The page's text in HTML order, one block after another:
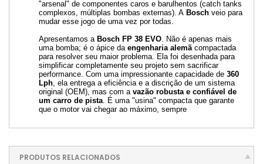
"arsenal" de componentes caros e barulhentos (catch tanks
complexos, múltiplas bombas externas). A Bosch veio para
mudar esse jogo de uma vez por todas.
Apresentamos a Bosch FP 38 EVO . Não é apenas mais
uma bomba; é o ápice da engenharia alemã compactada
para resolver seu maior problema. Ela foi desenhada para
simplificar completamente seu projeto sem sacrificar
performance. Com uma impressionante capacidade de 360
Lph , ela entrega a eficiência e a discrição de um sistema
original (OEM), mas com a vazão robusta e confiável de
um carro de pista . É uma "usina" compacta que garante
que o motor vai chegar ao máximo, sempre
PRODUTOS RELACIONADOS